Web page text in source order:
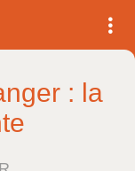
: la